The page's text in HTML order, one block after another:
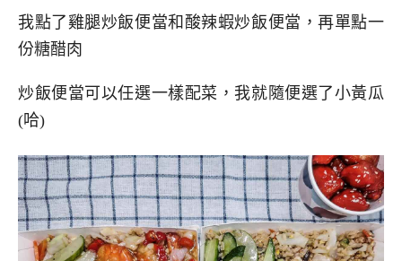
我點了雞腿炒飯便當和酸辣蝦炒飯便當，再單點一
份糖醋肉
炒飯便當可以任選一樣配菜，我就隨便選了小黃瓜
(哈)